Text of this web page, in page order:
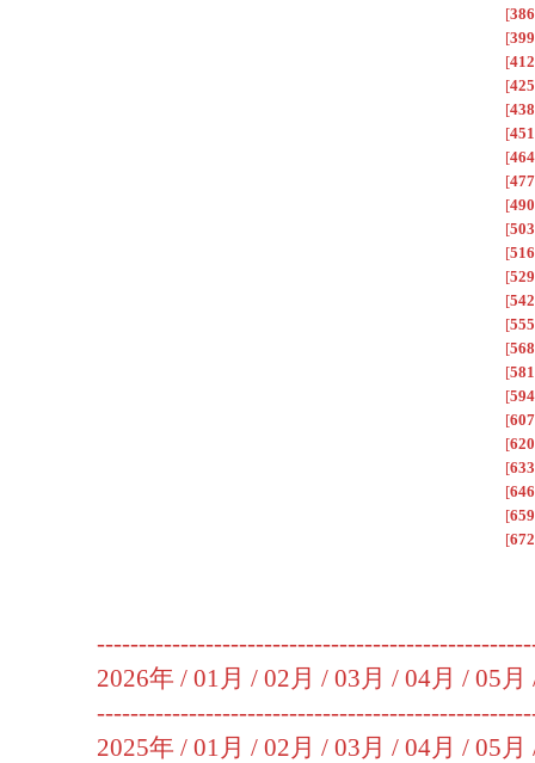
[386
[399
[412
[425
[438
[451
[464
[477
[490
[503
[516
[529
[542
[555
[568
[581
[594
[607
[620
[633
[646
[659
[672
2026年 / 01月 / 02月 / 03月 / 04月 / 05月
2025年 / 01月 / 02月 / 03月 / 04月 / 05月